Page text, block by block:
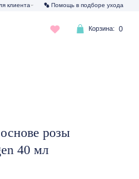
ухода
розы
40 мл